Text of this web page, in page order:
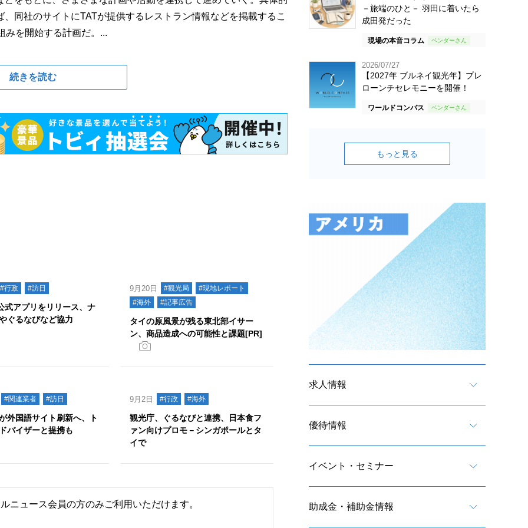
同社のサイトにTATが提供するレストラン情報などを掲載するこ
みを開始する計画だ。...
続きを読む
#行政 #訪日
式アプリをリリース、ナ
ぐるなびなど協力
9月20日 #観光局
#現地レポート
#海外
#記事広告
タイの原風景が残る東北部イサー
ン、商品造成への可能性と課題[PR]
#関連業者 #訪日
外国語サイト刷新へ、ト
バイザーと提携も
9月2日 #行政 #海外
観光庁、ぐるなびと連携、日本食フ
ァン向けプロモ－シンガポールとタ
イで
ニュース会員の方のみご利用いただけます。
－旅端のひと－ 羽田に着いたら
成田発だった
現場の本音コラム
2026/07/27
【2027年 ブルネイ観光年】プレ
ローンチセレモニーを開催！
ワールドコンパス
もっと見る
求人情報
優待情報
イベント・セミナー
助成金・補助金情報